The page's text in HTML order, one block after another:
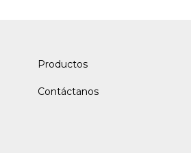
Productos
Contáctanos